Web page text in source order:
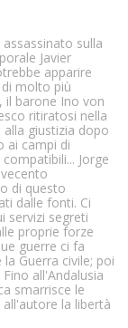
sulla
Javier
apparire
molto più
il barone Ino von
ritiratosi nella
giustizia dopo
ai campi di
Jorge
di questo
dalle fonti. Ci
servizi segreti
proprie forze
guerre ci fa
Guerra civile; poi
all'Andalusia
smarrisce le
la libertà